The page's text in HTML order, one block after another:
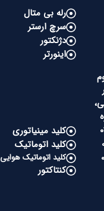
رله بی متال
سرچ ارستر
دژنکتور
اینورتر
کلید مینیاتوری
کلید اتوماتیک
کلید اتوماتیک هوایی
کنتاکتور